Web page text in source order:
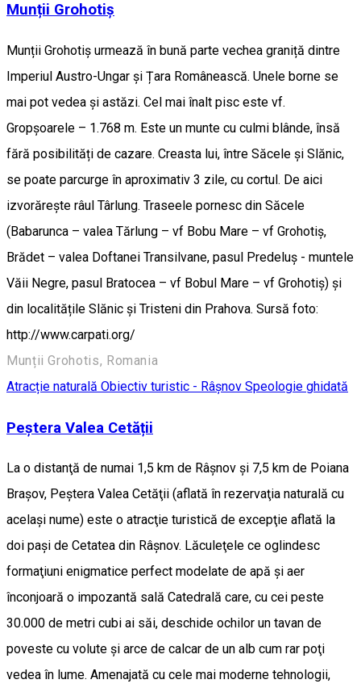
Munții Grohotiș
Munții Grohotiș urmează în bună parte vechea graniță dintre
Imperiul Austro-Ungar și Țara Românească. Unele borne se
mai pot vedea și astăzi. Cel mai înalt pisc este vf.
Gropșoarele – 1.768 m. Este un munte cu culmi blânde, însă
fără posibilități de cazare. Creasta lui, între Săcele și Slănic,
se poate parcurge în aproximativ 3 zile, cu cortul. De aici
izvorărește râul Târlung. Traseele pornesc din Săcele
(Babarunca – valea Tărlung – vf Bobu Mare – vf Grohotiș,
Brădet – valea Doftanei Transilvane, pasul Predeluș - muntele
Văii Negre, pasul Bratocea – vf Bobul Mare – vf Grohotiș) și
din localitățile Slănic și Tristeni din Prahova. Sursă foto:
http://www.carpati.org/
Munții Grohotis, Romania
Atracție naturală Obiectiv turistic - Râșnov Speologie ghidată
Peștera Valea Cetății
La o distanţă de numai 1,5 km de Râșnov şi 7,5 km de Poiana
Braşov, Peştera Valea Cetăţii (aflată în rezervaţia naturală cu
același nume) este o atracţie turistică de excepţie aflată la
doi paşi de Cetatea din Râşnov. Lăculeţele ce oglindesc
formaţiuni enigmatice perfect modelate de apă şi aer
înconjoară o impozantă sală Catedrală care, cu cei peste
30.000 de metri cubi ai săi, deschide ochilor un tavan de
poveste cu volute şi arce de calcar de un alb cum rar poţi
vedea în lume. Amenajată cu cele mai moderne tehnologii,